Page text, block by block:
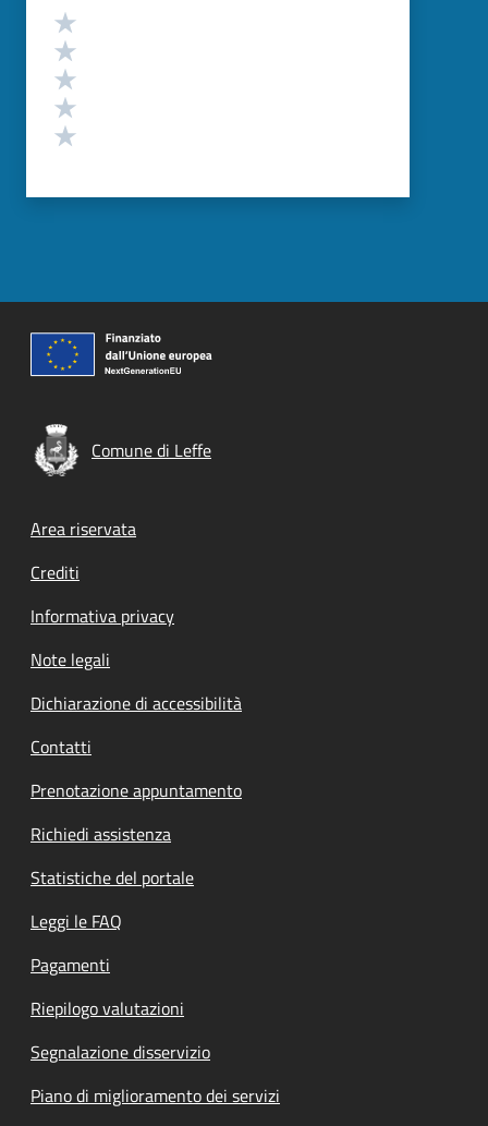
Valutazione
Comune di Leffe
Footer menu
Area riservata
Crediti
Informativa privacy
Note legali
Dichiarazione di accessibilità
Contatti
Prenotazione appuntamento
Richiedi assistenza
Statistiche del portale
Leggi le FAQ
Pagamenti
Riepilogo valutazioni
Segnalazione disservizio
Piano di miglioramento dei servizi